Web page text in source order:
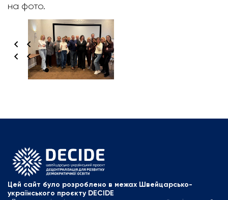
на фото.
Цей сайт було розроблено в межах Швейцарсько-
українського проєкту DECIDE